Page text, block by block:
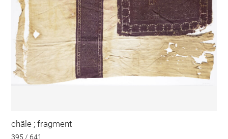
châle ; fragment
395 / 641